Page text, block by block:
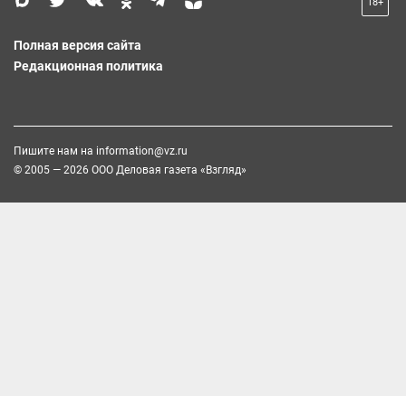
Полная версия сайта
Редакционная политика
Пишите нам на information@vz.ru
© 2005 — 2026 ООО Деловая газета «Взгляд»